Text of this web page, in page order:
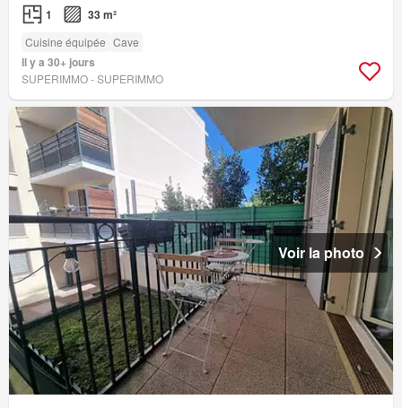
1 33 m²
Cuisine équipée Cave
Il y a 30+ jours
SUPERIMMO - SUPERIMMO
Voir la photo